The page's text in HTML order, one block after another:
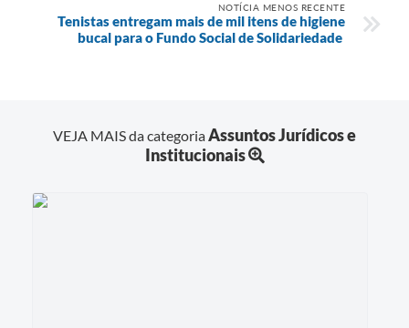
NOTÍCIA MENOS RECENTE
Tenistas entregam mais de mil itens de higiene
bucal para o Fundo Social de Solidariedade
VEJA MAIS da categoriaAssuntos Jurídicos e
Institucionais